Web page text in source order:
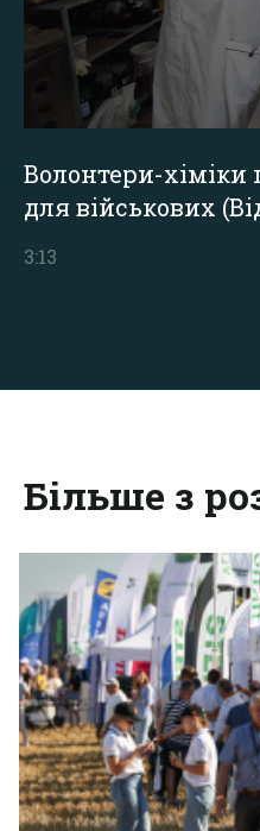
Волонтери-хіміки
для військових
3:13
Більше з